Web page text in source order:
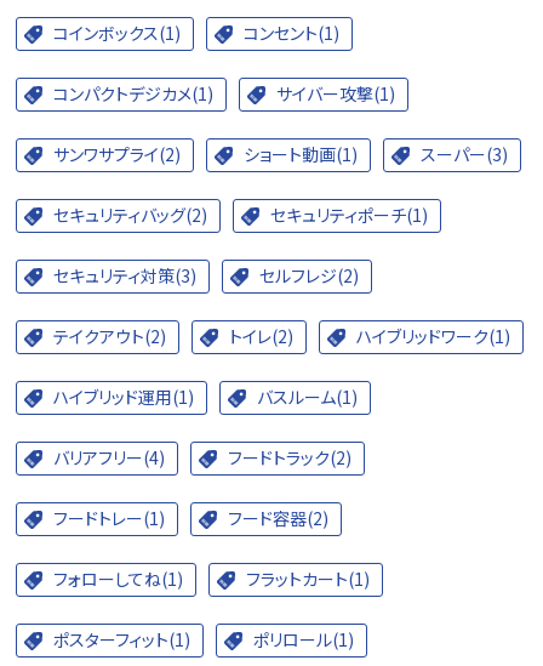
コインボックス(1) コンセント(1)
コンパクトデジカメ(1) サイバー攻撃(1)
サンワサプライ(2) ショート動画(1) スーパー(3)
セキュリティバッグ(2) セキュリティポーチ(1)
セキュリティ対策(3) セルフレジ(2)
テイクアウト(2) トイレ(2) ハイブリッドワーク(1)
ハイブリッド運用(1) バスルーム(1)
バリアフリー(4) フードトラック(2)
フードトレー(1) フード容器(2)
フォローしてね(1) フラットカート(1)
ポスターフィット(1) ポリロール(1)